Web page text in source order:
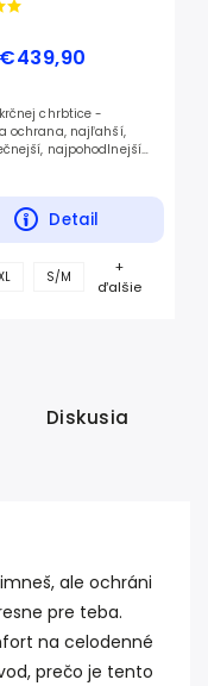
€439,90
Detail
chrbtice -
ochrana, najľahší,
najpohodlnejší
S/M
+
ďalšie
Diskusia
ale ochráni
pre teba.
na celodenné
prečo je tento